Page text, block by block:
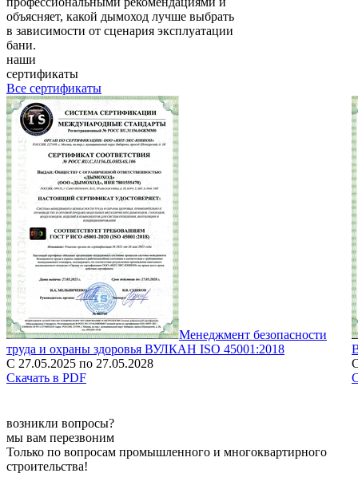
объясняет, какой дымоход лучше выбрать
в зависимости от сценария эксплуатации
бани.
наши
сертификаты
Все сертификаты
Менеджмент безопасности
труда и охраны здоровья ВУЛКАН ISO 45001:2018
С 27.05.2025 по 27.05.2028
Скачать в PDF
возникли вопросы?
мы вам перезвоним
Только по вопросам промышленного и многоквартирного
строительства!